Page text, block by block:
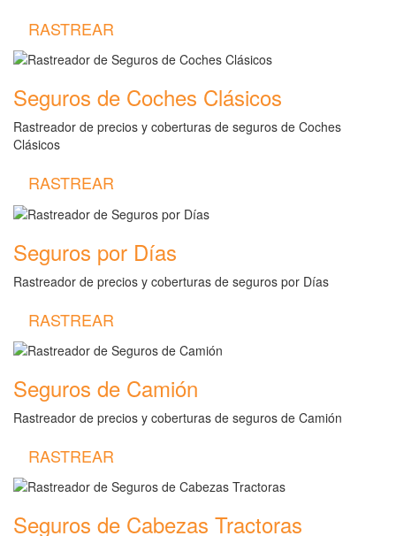
RASTREAR
Seguros de Coches Clásicos
Rastreador de precios y coberturas de seguros de Coches
Clásicos
RASTREAR
Seguros por Días
Rastreador de precios y coberturas de seguros por Días
RASTREAR
Seguros de Camión
Rastreador de precios y coberturas de seguros de Camión
RASTREAR
Seguros de Cabezas Tractoras